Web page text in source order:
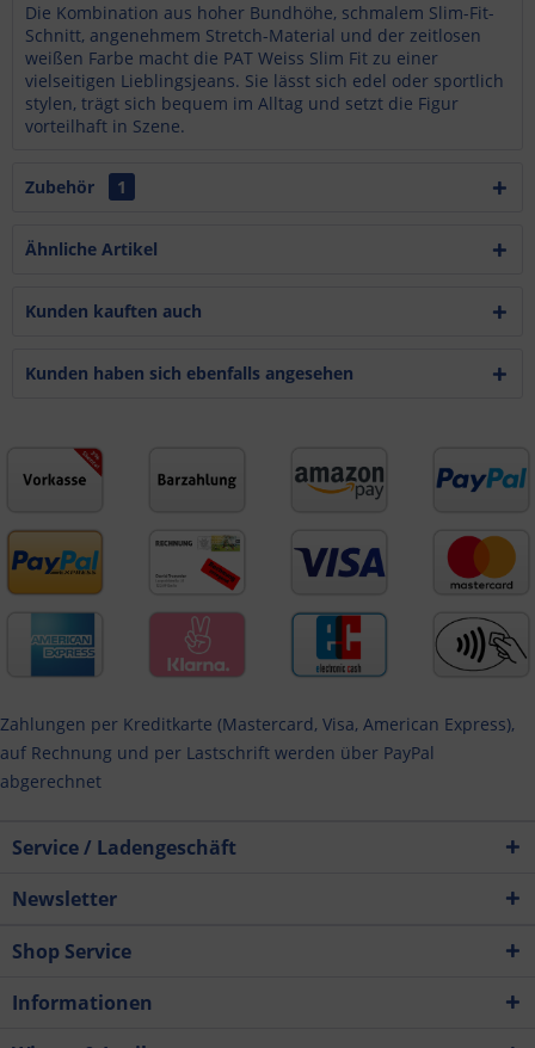
Die Kombination aus hoher Bundhöhe, schmalem Slim-Fit-
Schnitt, angenehmem Stretch-Material und der zeitlosen
weißen Farbe macht die PAT Weiss Slim Fit zu einer
vielseitigen Lieblingsjeans. Sie lässt sich edel oder sportlich
stylen, trägt sich bequem im Alltag und setzt die Figur
vorteilhaft in Szene.
Zubehör 1
Ähnliche Artikel
Kunden kauften auch
Kunden haben sich ebenfalls angesehen
Zahlungen per Kreditkarte (Mastercard, Visa, American Express),
auf Rechnung und per Lastschrift werden über PayPal
abgerechnet
Service / Ladengeschäft
Newsletter
Shop Service
Informationen